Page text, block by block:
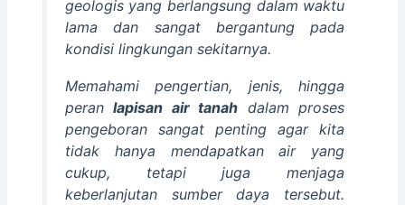
geologis yang berlangsung dalam waktu
lama dan sangat bergantung pada
kondisi lingkungan sekitarnya.
Memahami pengertian, jenis, hingga
peranlapisan air tanah dalam proses
pengeboran sangat penting agar kita
tidak hanya mendapatkan air yang
cukup, tetapi juga menjaga
keberlanjutan sumber daya tersebut.